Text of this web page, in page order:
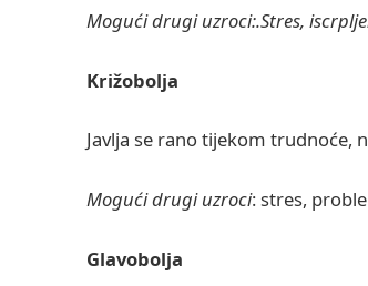
Mogući drugi uzroci:.Stres,
Križobolja
Javlja se rano tijekom trudnoće,
Mogući drugi uzroci: stres,
Glavobolja